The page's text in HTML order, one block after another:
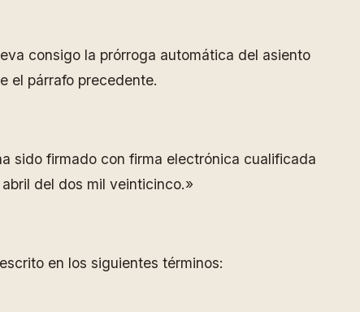
consigo la prórroga automática del asiento
el párrafo precedente.
sido firmado con firma electrónica cualificada
del dos mil veinticinco.»
en los siguientes términos: